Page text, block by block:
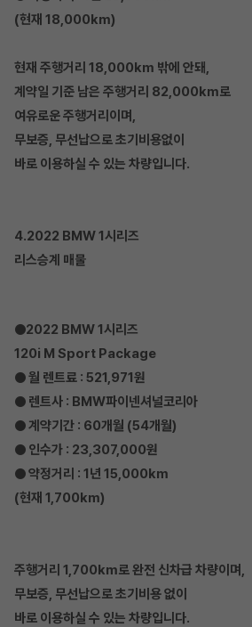
(현재 18,000km)
현재 주행거리 18,000km 밖에 안돼,
계약일 기준 남은 주행거리 82,000km로
여유로운 주행거리이며,
무보증, 무선납으로 초기비용없이
바로 이용하실 수 있는 차량입니다.
4.2022 BMW 1시리즈
리스승계 매물
●2022 BMW 1시리즈
120i M Sport Package
● 월 렌트료 : 521,971원
● 렌트사 : BMW파이넨셔널코리아
● 계약기간 : 60개월 (54개월)
● 인수가 : 23,307,000원
● 약정거리 : 1년 15,000km
(현재 1,700km)
주행거리 1,700km로 완전 신차급 차량이며,
무보증, 무선납으로 초기비용 없이
바로 이용하실 수 있는 차량입니다.